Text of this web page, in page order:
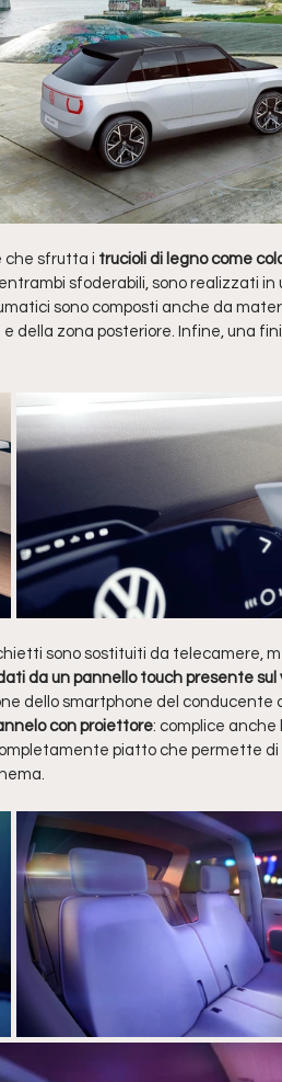
che sfrutta i trucioli di legno come
sfoderabili, sono realizzati in
sono composti anche da
della zona posteriore. Infine, una
sono sostituiti da telecamere,
da un pannello touch presente
dello smartphone del conducente
con proiettore: complice anche
piatto che permette